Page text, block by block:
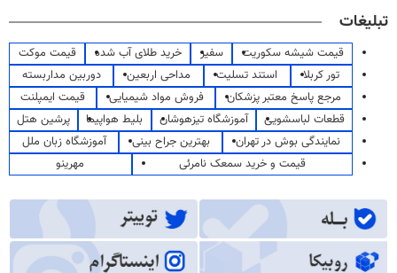
تبلیغات
قیمت شیشه سکوریت سفیر خرید طلای آب شده
قیمت موکت
تور کربلا
استند تسلیت مداحی اربعین
دوربین مداربسته
مرجع پاسخ معتبر پزشکان
فروش مواد شیمیایی
قیمت ایمپلنت
قطعات لباسشویی
آموزشگاه تیزهوشان بلیط هواپیما
پرشین هتل
نمایندگی بوش در تهران
بهترین جراح بینی
آموزشگاه زبان ملل
قیمت و خرید سمعک نامرئی
مهرینو